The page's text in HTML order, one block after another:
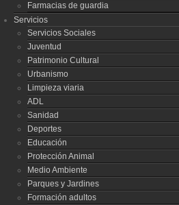
Farmacias de guardia
Servicios
Servicios Sociales
Juventud
Patrimonio Cultural
Urbanismo
Limpieza viaria
ADL
Sanidad
Deportes
Educación
Protección Animal
Medio Ambiente
Parques y Jardines
Formación adultos